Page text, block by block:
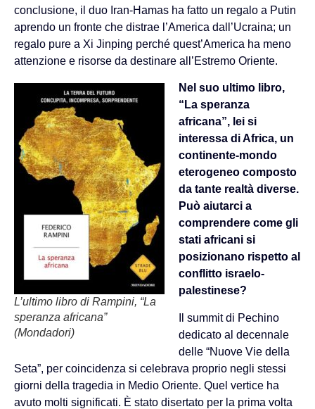
conclusione, il duo Iran-Hamas ha fatto un regalo a Putin
aprendo un fronte che distrae l’America dall’Ucraina; un
regalo pure a Xi Jinping perché quest’America ha meno
attenzione e risorse da destinare all’Estremo Oriente.
L’ultimo libro di Rampini, “La
speranza africana”
(Mondadori)
Nel suo ultimo libro,
“La speranza
africana”, lei si
interessa di Africa, un
continente-mondo
eterogeneo composto
da tante realtà diverse.
Può aiutarci a
comprendere come gli
stati africani si
posizionano rispetto al
conflitto israelo-
palestinese?
Il summit di Pechino
dedicato al decennale
delle “Nuove Vie della
Seta”, per coincidenza si celebrava proprio negli stessi
giorni della tragedia in Medio Oriente. Quel vertice ha
avuto molti significati. È stato disertato per la prima volta